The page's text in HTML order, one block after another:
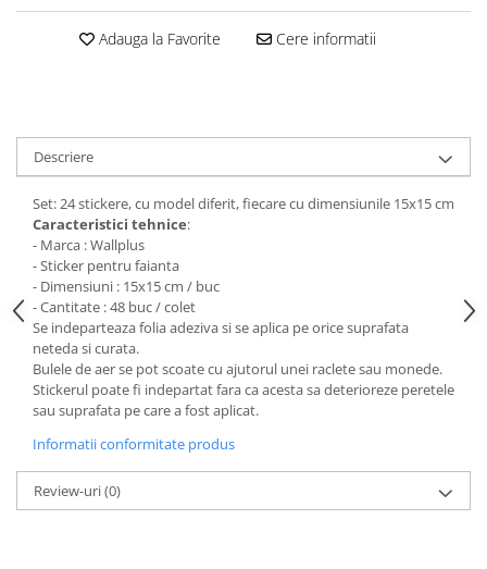
Stickere Walplus ™
Animale
Florale
Motive
Pachete
Pentru femei
Stickere pereche
Stickere imprimate
Copii
Stickere cu efect 3D
Stickere PVC
Stickere tip tablou
Adauga la Favorite Cere informatii
Descriere
Set: 24 stickere, cu model diferit, fiecare cu dimensiunile 15x15 cm
Caracteristici tehnice:
- Marca : Wallplus
- Sticker pentru faianta
- Dimensiuni : 15x15 cm / buc
- Cantitate : 48 buc / colet
Se indeparteaza folia adeziva si se aplica pe orice suprafata
neteda si curata.
Bulele de aer se pot scoate cu ajutorul unei raclete sau monede.
Stickerul poate fi indepartat fara ca acesta sa deterioreze peretele
sau suprafata pe care a fost aplicat.
Informatii conformitate produs
Review-uri(0)